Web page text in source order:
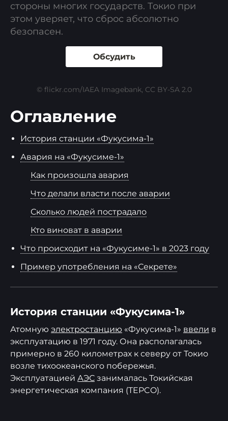
стороны многих государств. Токио при
этом уверяет, что сброс абсолютно
безопасен.
Обсудить
© flickr.com/IAEA Imagebank, CC BY-SA 2.0
Оглавление
История станции «Фукусима-1»
Авария на «Фукусиме-1»
Как произошла авария
Что делали власти после аварии
Сколько людей пострадало
Кто виноват в аварии
Что происходит на «Фукусиме-1» в 2023 году
Пример употребления на «Секрете»
История станции «Фукусима-1»
Атомную электростанцию «Фукусима-1» ввели в
эксплуатацию в 1971 году. Она располагалась
примерно в 260 километрах к северу от Токио
возле тихоокеанского побережья.
Эксплуатацией АЭС занималась Токийская
энергетическая компания (TEPCO).